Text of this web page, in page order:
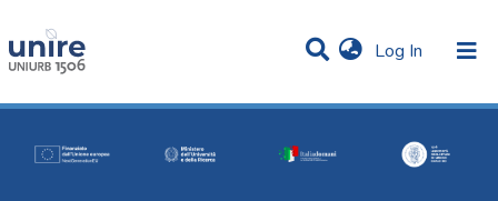
Log In (current)
Statistics